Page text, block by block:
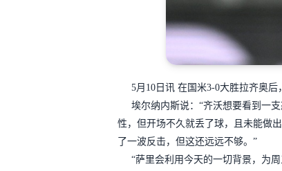
5月10日讯 在国米3-0大胜拉齐奥
埃尔纳内斯说：“齐沃想要看到一
性，但开场不久就丢了球，且未能做
了一波反击，但这还远远不够。”
“萨里会利用今天的一切背景，为